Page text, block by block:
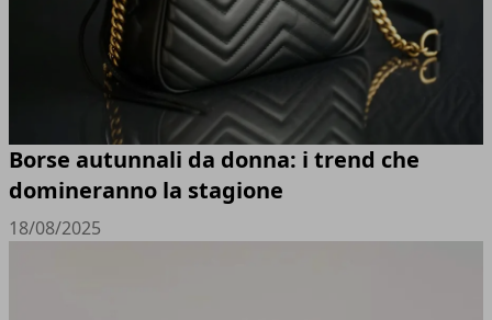
Borse autunnali da donna: i trend che
domineranno la stagione
18/08/2025